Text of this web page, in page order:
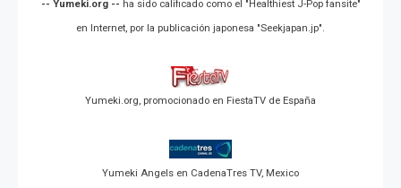
-- Yumeki.org -- ha sido calificado como el "Healthiest J-Pop fansite"
en Internet, por la publicación japonesa "Seekjapan.jp".
Yumeki.org, promocionado en FiestaTV de España
Yumeki Angels en CadenaTres TV, Mexico